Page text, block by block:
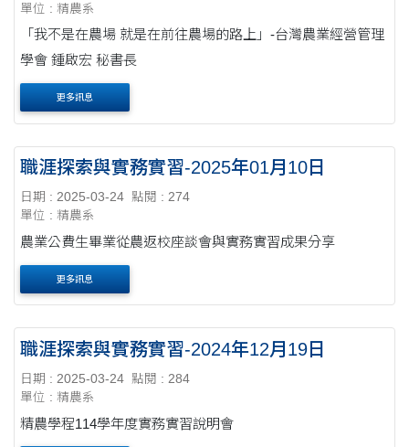
單位 : 精農系
「我不是在農場 就是在前往農場的路上」-台灣農業經營管理
學會 鍾啟宏 秘書長
更多訊息
職涯探索與實務實習-2025年01月10日
日期 : 2025-03-24 點閱 : 274
單位 : 精農系
農業公費生畢業從農返校座談會與實務實習成果分享
更多訊息
職涯探索與實務實習-2024年12月19日
日期 : 2025-03-24 點閱 : 284
單位 : 精農系
精農學程114學年度實務實習說明會